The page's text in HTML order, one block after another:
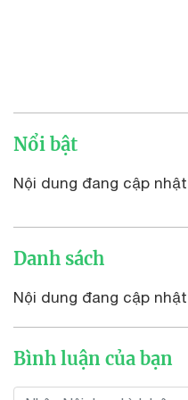
Nổi bật
Nội dung đang cập nhật
Danh sách
Nội dung đang cập nhật
Bình luận của bạn